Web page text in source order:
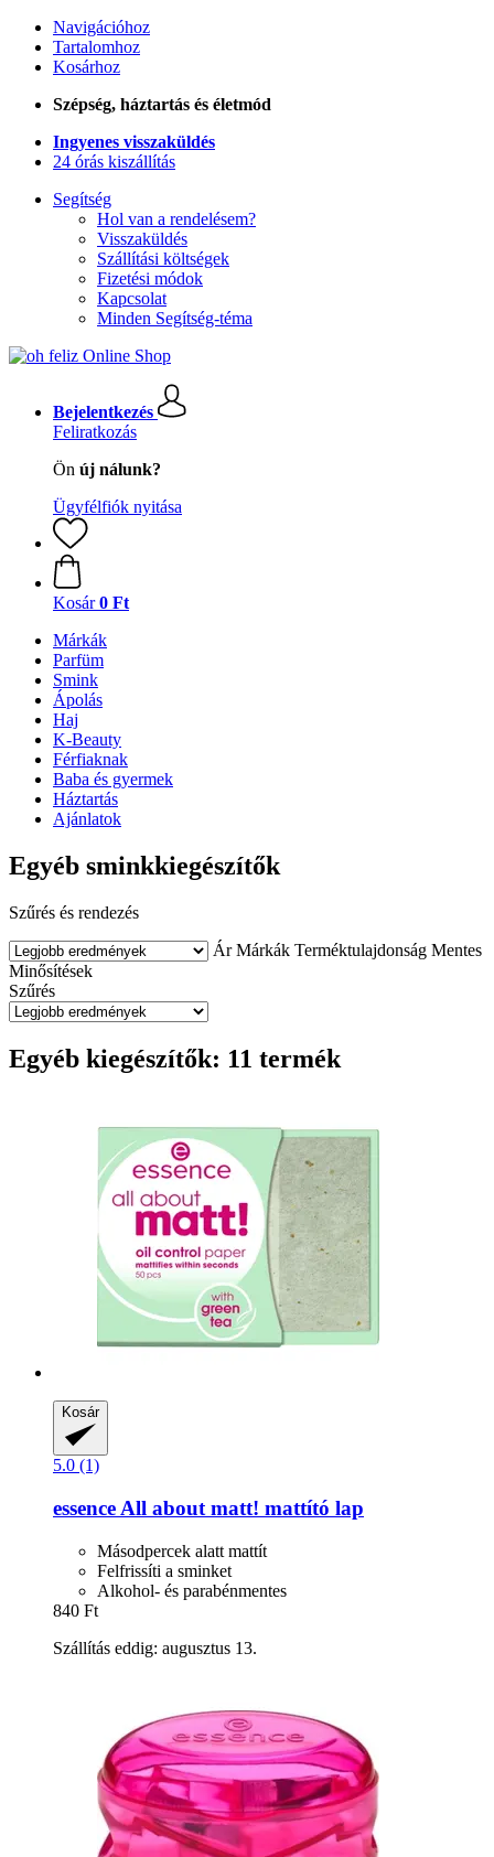
Navigációhoz
Tartalomhoz
Kosárhoz
Szépség, háztartás és életmód
Ingyenes visszaküldés
24 órás kiszállítás
Segítség
Hol van a rendelésem?
Visszaküldés
Szállítási költségek
Fizetési módok
Kapcsolat
Minden Segítség-téma
Bejelentkezés
Feliratkozás
Ön új nálunk?
Ügyfélfiók nyitása
Kosár 0 Ft
Márkák
Parfüm
Smink
Ápolás
Haj
K-Beauty
Férfiaknak
Baba és gyermek
Háztartás
Ajánlatok
Egyéb sminkkiegészítők
Szűrés és rendezés
Ár Márkák Terméktulajdonság Mentes
Minősítések
Szűrés
Egyéb kiegészítők: 11 termék
Kosár
5.0 (1)
essence All about matt! mattító lap
Másodpercek alatt mattít
Felfrissíti a sminket
Alkohol- és parabénmentes
840 Ft
Szállítás eddig: augusztus 13.